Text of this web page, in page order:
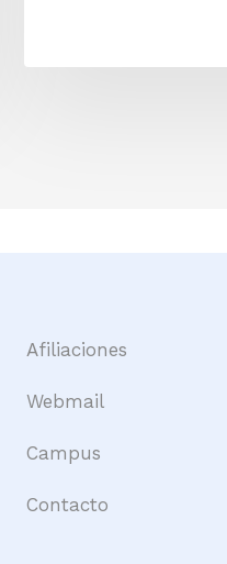
Afiliaciones
Webmail
Campus
Contacto